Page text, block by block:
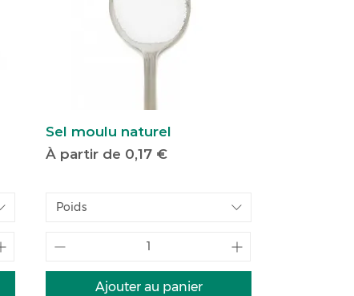
Sel moulu naturel
À partir de 0,17 €
Prix promotionnel
Poids
Ajouter au panier